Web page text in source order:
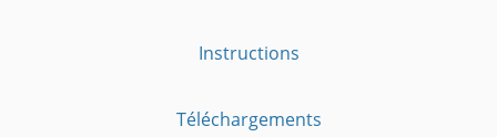
Instructions
Téléchargements